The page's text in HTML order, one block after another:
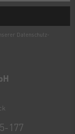
177
Daten­schutz­